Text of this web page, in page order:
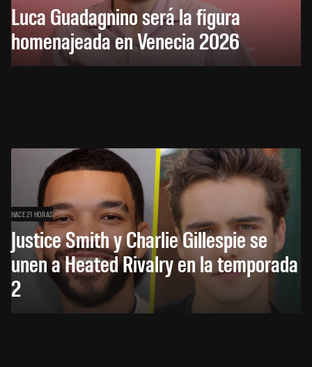
Luca Guadagnino será la figura
homenajeada en Venecia 2026
HACE 21 HORAS
Justice Smith y Charlie Gillespie se
unen a Heated Rivalry en la temporada
2